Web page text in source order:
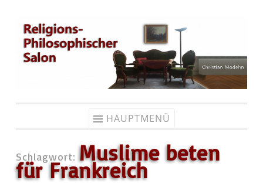
Zum
Inhalt
springen
HAUPTMENÜ
Schlagwort: Muslime beten
für Frankreich